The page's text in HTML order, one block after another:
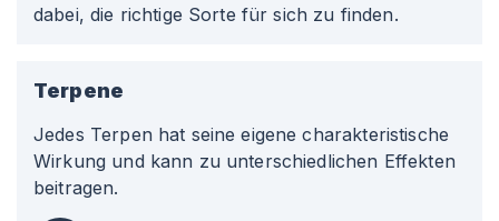
dabei, die richtige Sorte für sich zu finden.
Terpene
Jedes Terpen hat seine eigene charakteristische
Wirkung und kann zu unterschiedlichen Effekten
beitragen.